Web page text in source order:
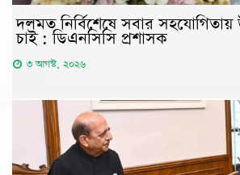
দলমত নির্বিশেষে সবার
চাই : ডিএনসিসি প্রশাসক
৩ আগস্ট, ২০২৬